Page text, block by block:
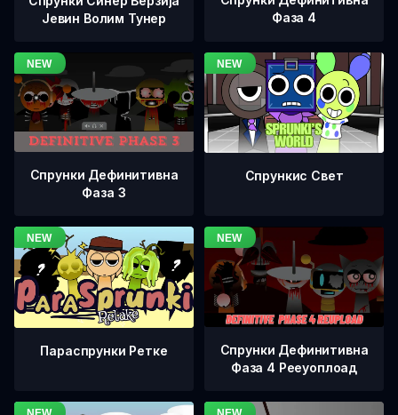
Јевин Волим Тунер
Фаза 4
Спрунки Дефинитивна
Фаза 3
Спрункис Свет
Параспрунки Ретке
Спрунки Дефинитивна
Фаза 4 Рееуоплоад